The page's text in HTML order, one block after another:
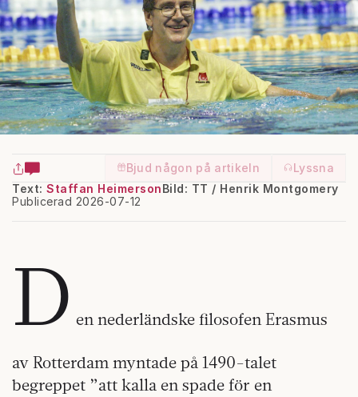
Bjud någon på artikeln
Lyssna
Text: Staffan Heimerson
Publicerad 2026-07-12
Bild: TT / Henrik Montgomery
D en nederländske filosofen Erasmus
av Rotterdam myntade på 1490-talet
begreppet ”att kalla en spade för en